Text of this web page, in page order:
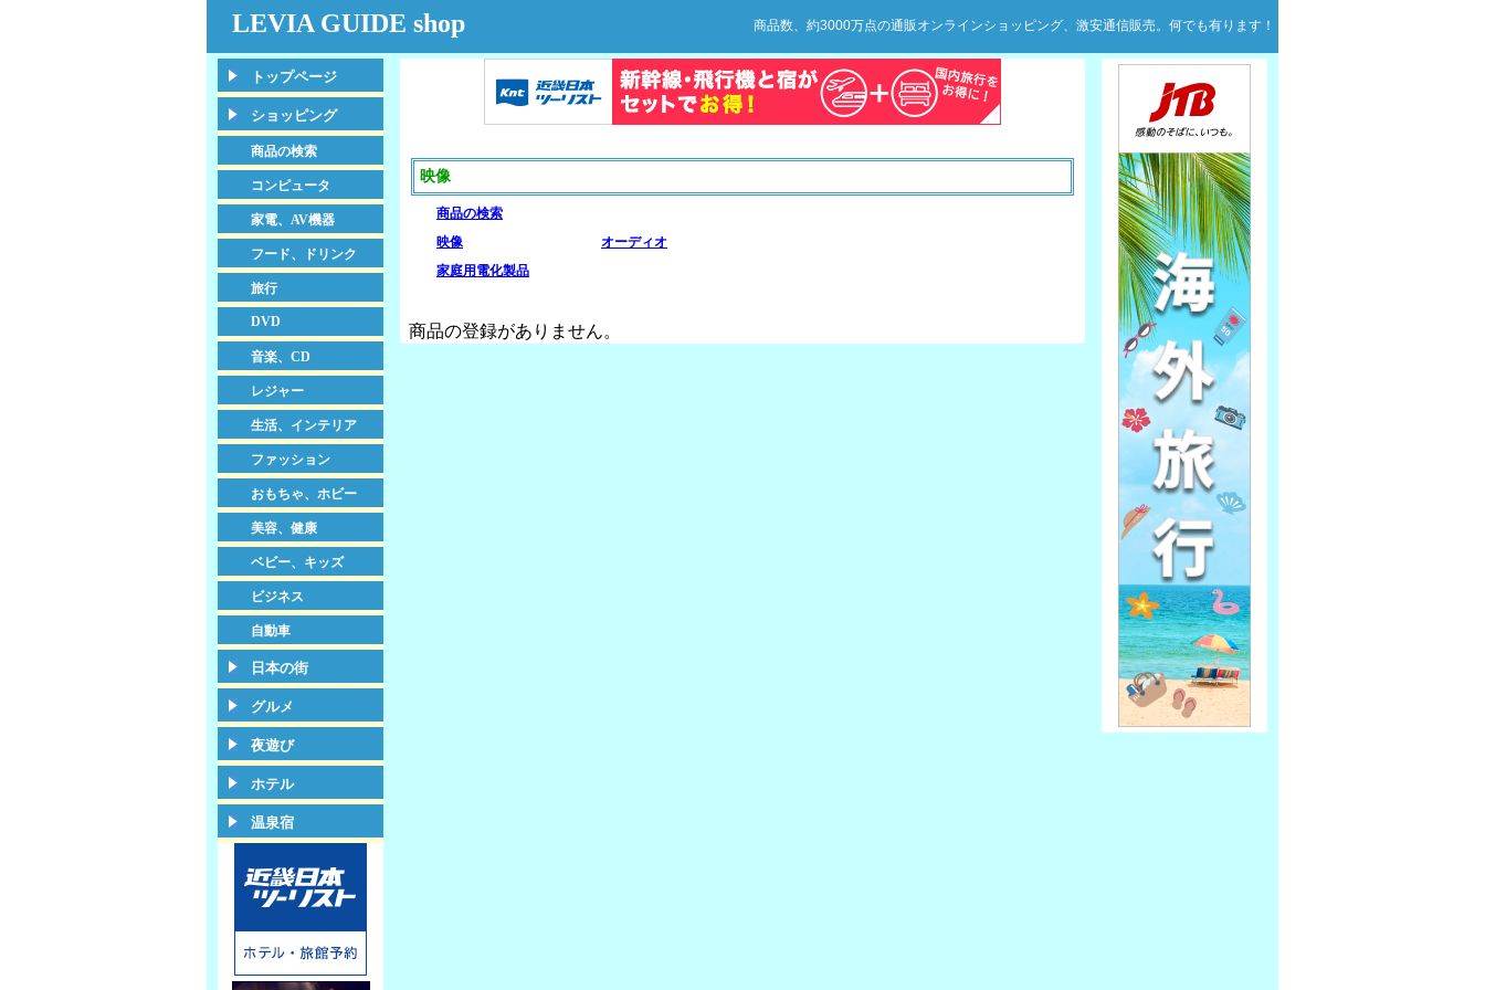
LEVIA GUIDE shop 商品数、約3000万点の通販オンラインショッピング、激安通信販売。何でも有ります！
トップページ
ショッピング
商品の検索
コンピュータ
家電、AV機器
フード、ドリンク
旅行
DVD
音楽、CD
レジャー
生活、インテリア
ファッション
おもちゃ、ホビー
美容、健康
ベビー、キッズ
ビジネス
自動車
日本の街
グルメ
夜遊び
ホテル
温泉宿
映像
商品の検索
映像
オーディオ
家庭用電化製品
商品の登録がありません。